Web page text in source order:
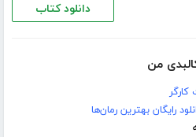
دانلود کتاب
من
رایگان بهترین رمان‌ها